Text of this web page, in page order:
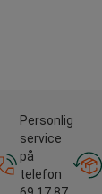
Personlig
service
på
telefon